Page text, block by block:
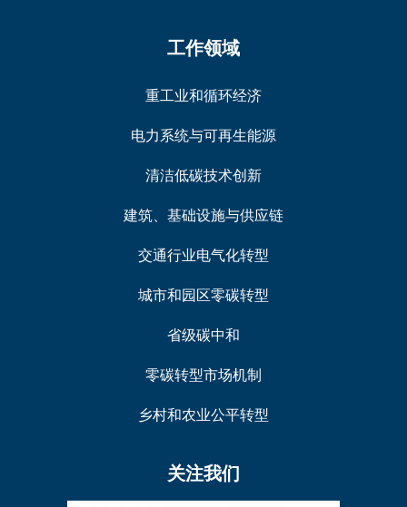
工作领域
重工业和循环经济
电力系统与可再生能源
清洁低碳技术创新
建筑、基础设施与供应链
交通行业电气化转型
城市和园区零碳转型
省级碳中和
零碳转型市场机制
乡村和农业公平转型
关注我们